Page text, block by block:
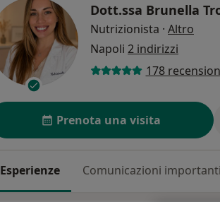
Dott.ssa Brunella
Nutrizionista · Altro
Napoli 2 indirizzi
178
Prenota una visita
Esperienze Comunicazioni importanti